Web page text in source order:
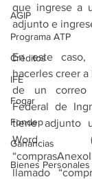
AGIP
Programa ATP
Créditos
IFE
Fogar
Fondep
Ganancias
Bienes Personales
que ingrese a
adjunto e
En este caso,
hacerles creer
de un correo
Federal de
tiene adjunto
Word
llamado